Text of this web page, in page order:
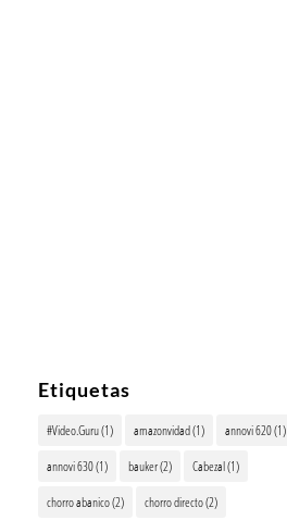
Etiquetas
#Video.Guru(1) amazonvidad(1) annovi 620(1)
annovi 630(1) bauker(2) Cabezal(1)
chorro abanico(2) chorro directo(2)